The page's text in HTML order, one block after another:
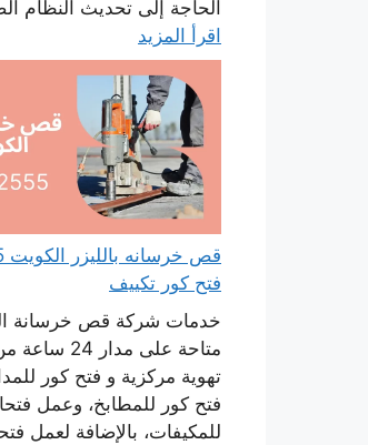
الحاجة إلى تحديث النظام
اقرأ المزيد
فتح كور تكييف
خدمات شركة قص خرسانة
متاحة على مدار
تهوية مركزية و فتح كور
فتح كور للمطابخ، وعمل
للمكيفات، بالإضافة لعمل